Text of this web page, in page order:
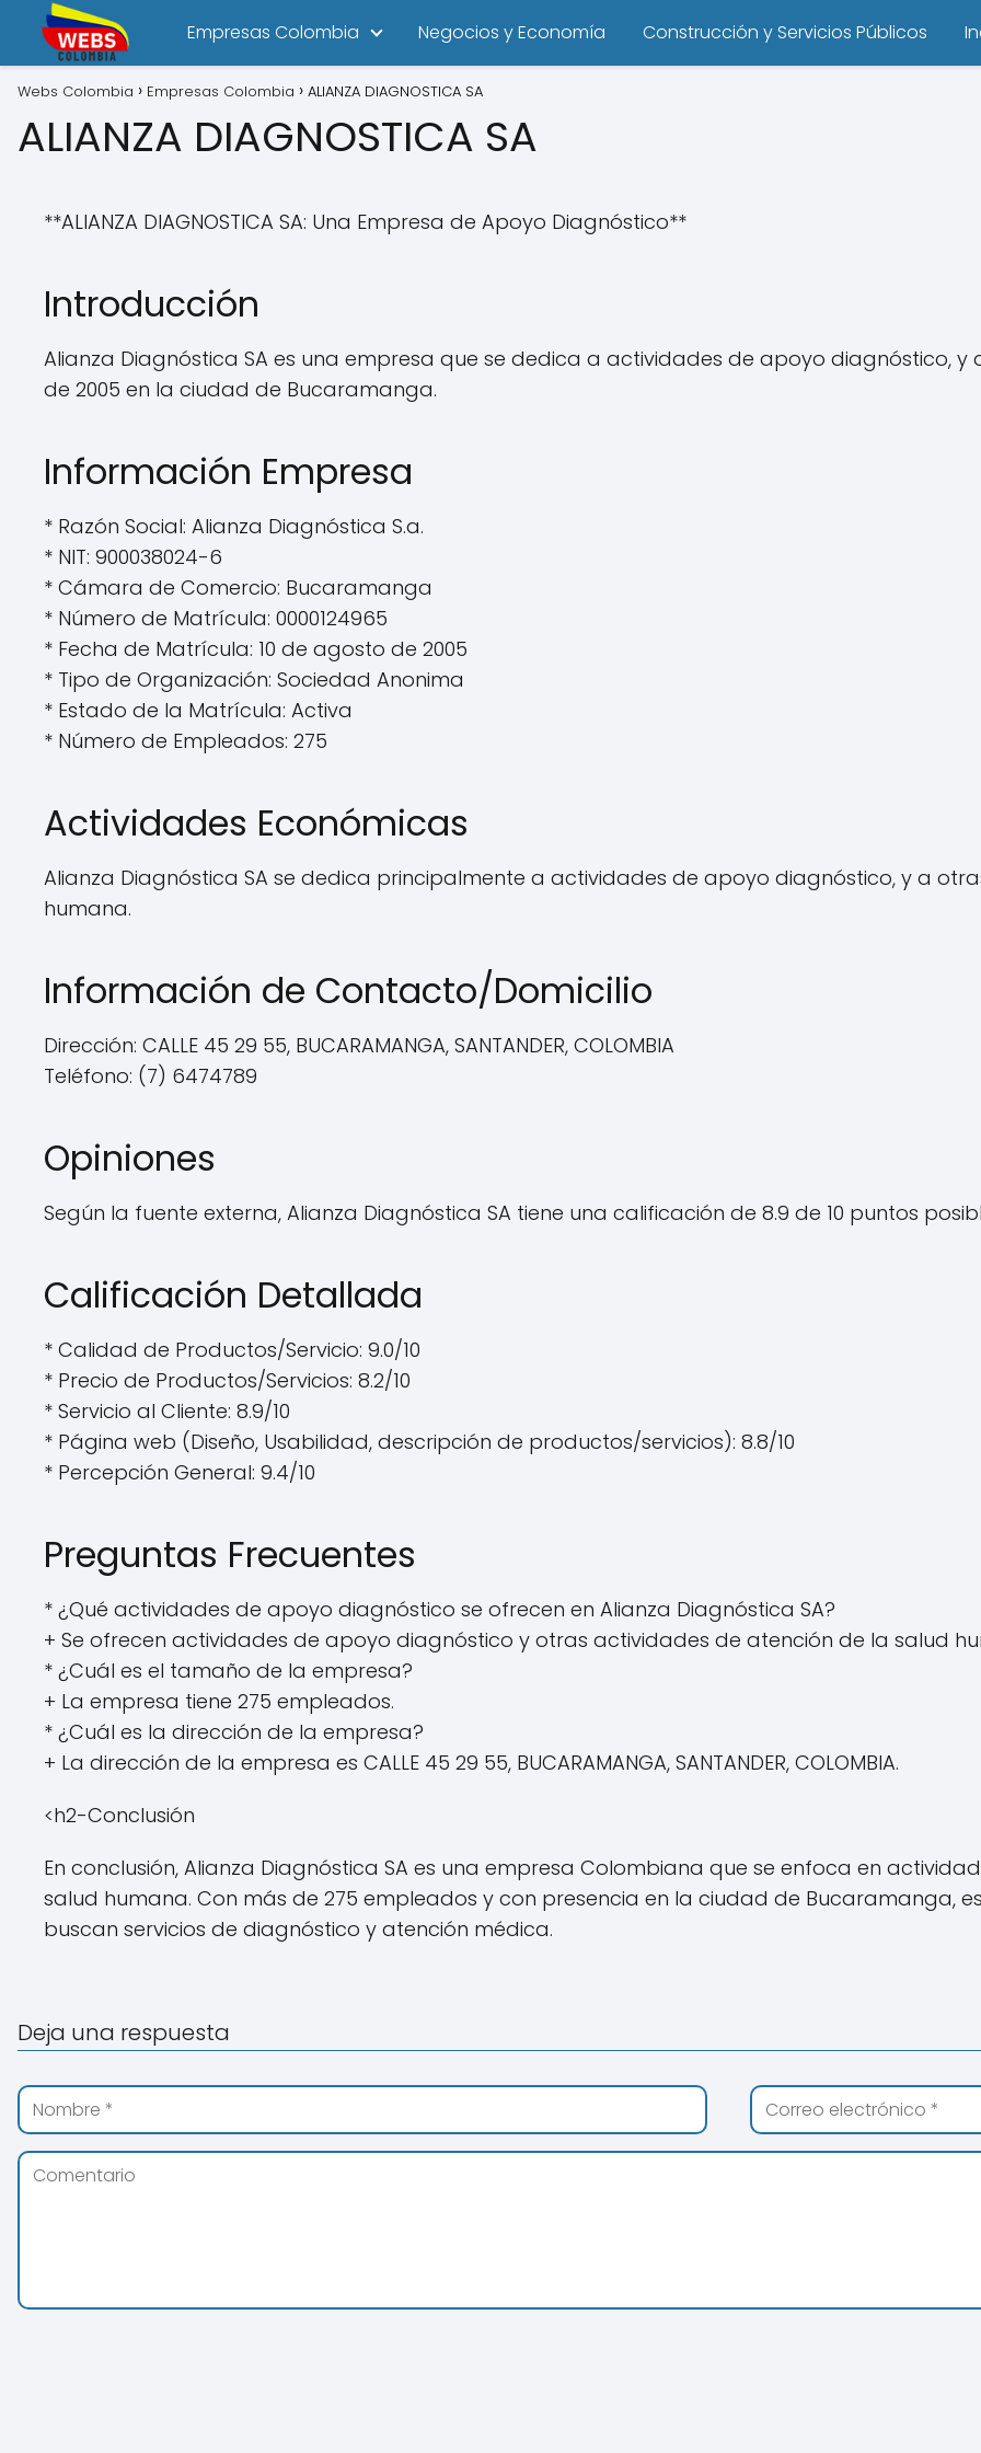
Empresas Colombia Negocios y Economía Construcción y Servicios Públicos
Webs Colombia Empresas Colombia ALIANZA DIAGNOSTICA SA
ALIANZA DIAGNOSTICA SA
**ALIANZA DIAGNOSTICA SA: Una Empresa de Apoyo Diagnóstico**
Introducción
Alianza Diagnóstica SA es una empresa que se dedica a actividades de apoyo diagnóstico,
de 2005 en la ciudad de Bucaramanga.
Información Empresa
* Razón Social: Alianza Diagnóstica S.a.
* NIT: 900038024-6
* Cámara de Comercio: Bucaramanga
* Número de Matrícula: 0000124965
* Fecha de Matrícula: 10 de agosto de 2005
* Tipo de Organización: Sociedad Anonima
* Estado de la Matrícula: Activa
* Número de Empleados: 275
Actividades Económicas
Alianza Diagnóstica SA se dedica principalmente a actividades de apoyo diagnóstico, y a
humana.
Información de Contacto/Domicilio
Dirección: CALLE 45 29 55, BUCARAMANGA, SANTANDER, COLOMBIA
Teléfono: (7) 6474789
Opiniones
Según la fuente externa, Alianza Diagnóstica SA tiene una calificación de 8.9 de 10 puntos
Calificación Detallada
* Calidad de Productos/Servicio: 9.0/10
* Precio de Productos/Servicios: 8.2/10
* Servicio al Cliente: 8.9/10
* Página web (Diseño, Usabilidad, descripción de productos/servicios): 8.8/10
* Percepción General: 9.4/10
Preguntas Frecuentes
* ¿Qué actividades de apoyo diagnóstico se ofrecen en Alianza Diagnóstica SA?
+ Se ofrecen actividades de apoyo diagnóstico y otras actividades de atención de la salud
* ¿Cuál es el tamaño de la empresa?
+ La empresa tiene 275 empleados.
* ¿Cuál es la dirección de la empresa?
+ La dirección de la empresa es CALLE 45 29 55, BUCARAMANGA, SANTANDER, COLOMBIA.
<h2-Conclusión
En conclusión, Alianza Diagnóstica SA es una empresa Colombiana que se enfoca en
salud humana. Con más de 275 empleados y con presencia en la ciudad de Bucaramanga,
buscan servicios de diagnóstico y atención médica.
Deja una respuesta